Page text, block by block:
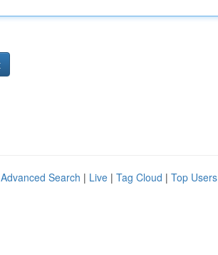
Advanced Search | Live | Tag Cloud | Top Users